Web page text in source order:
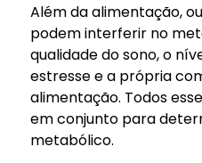
Além da alimentação,
podem interferir no
qualidade do sono, o
estresse e a própria
alimentação. Todos
em conjunto para
metabólico.